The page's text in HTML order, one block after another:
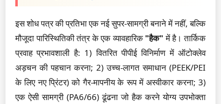
इस शोध पत्र की प्रतिभा एक नई सुपर-सामग्री बनाने में नहीं, बल्कि
मौजूदा पारिस्थितिकी तंत्र के एक व्यावहारिक "हैक" में है। तार्किक
प्रवाह प्रभावशाली है: 1) वितरित पीपीई विनिर्माण में ऑटोक्लेव
अड़चन की पहचान करना; 2) उच्च-लागत समाधान (PEEK/PEI
के लिए नए प्रिंटर) को गैर-मापनीय के रूप में अस्वीकार करना; 3)
एक ऐसी सामग्री (PA6/66) ढूंढना जो हैक करने योग्य उपभोक्ता